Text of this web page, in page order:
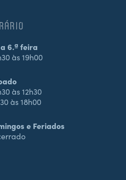
6.ª feira
às 19h00
às 12h30
às 18h00
e Feriados